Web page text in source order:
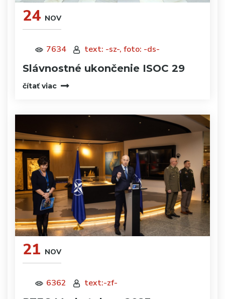
24 NOV
7634 text: -sz-, foto: -ds-
Slávnostné ukončenie ISOC 29
čítať viac
21 NOV
6362 text:-zf-